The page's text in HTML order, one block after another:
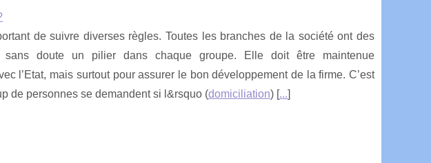
de suivre diverses règles. Toutes les branches de la société ont des
sans doute un pilier dans chaque groupe. Elle doit être maintenue
l’Etat, mais surtout pour assurer le bon développement de la firme. C’est
de personnes se demandent si l&rsquo (domiciliation) [...]